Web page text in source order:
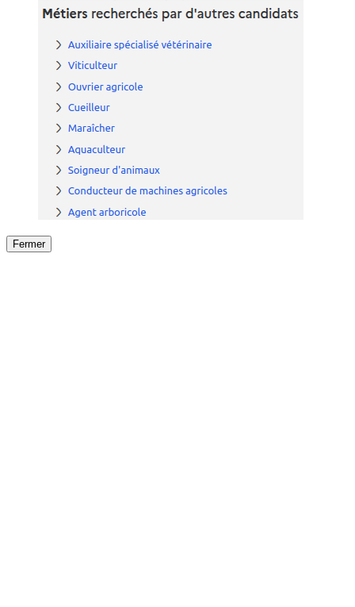
Fermer